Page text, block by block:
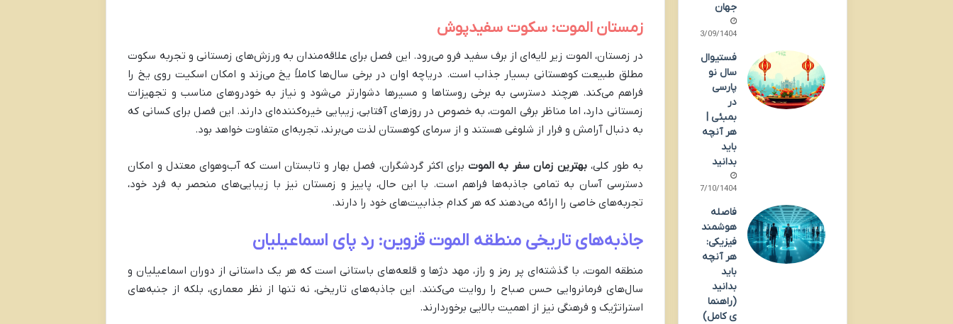
زمستان الموت: سکوت سفیدپوش
در زمستان، الموت زیر لایه‌ای از برف سفید فرو می‌رود. این فصل برای علاقه‌مندان به ورزش‌های زمستانی و تجربه سکوت
مطلق طبیعت کوهستانی بسیار جذاب است. دریاچه اوان در برخی سال‌ها کاملاً یخ می‌زند و امکان اسکیت روی یخ را
فراهم می‌کند. هرچند دسترسی به برخی روستاها و مسیرها دشوارتر می‌شود و نیاز به خودروهای مناسب و تجهیزات
زمستانی دارد، اما مناظر برفی الموت، به خصوص در روزهای آفتابی، زیبایی خیره‌کننده‌ای دارند. این فصل برای کسانی که
به دنبال آرامش و فرار از شلوغی هستند و از سرمای کوهستان لذت می‌برند، تجربه‌ای متفاوت خواهد بود.
به طور کلی، بهترین زمان سفر به الموت برای اکثر گردشگران، فصل بهار و تابستان است که آب‌وهوای معتدل و امکان
دسترسی آسان به تمامی جاذبه‌ها فراهم است. با این حال، پاییز و زمستان نیز با زیبایی‌های منحصر به فرد خود،
تجربه‌های خاصی را ارائه می‌دهند که هر کدام جذابیت‌های خود را دارند.
جاذبه‌های تاریخی منطقه الموت قزوین: رد پای اسماعیلیان
منطقه الموت، با گذشته‌ای پر رمز و راز، مهد دژها و قلعه‌های باستانی است که هر یک داستانی از دوران اسماعیلیان و
سال‌های فرمانروایی حسن صباح را روایت می‌کنند. این جاذبه‌های تاریخی، نه تنها از نظر معماری، بلکه از جنبه‌های
استراتژیک و فرهنگی نیز از اهمیت بالایی برخوردارند.
جهان
23/09/1404
فستیوال
سال نو
پارسی
در
بمبئی |
هر آنچه
باید
بدانید
07/10/1404
فاصله
هوشمند
فیزیکی:
هر آنچه
باید
بدانید
(راهنما
ی کامل)